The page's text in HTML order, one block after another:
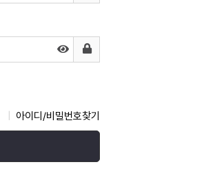
아이디/비밀번호찾기